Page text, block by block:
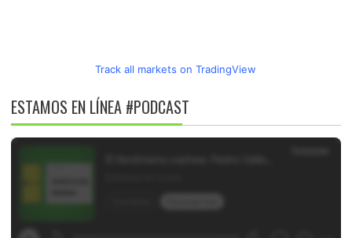
Track all markets on TradingView
ESTAMOS EN LÍNEA #PODCAST